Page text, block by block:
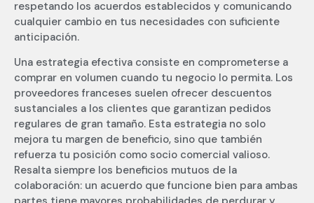
respetando los acuerdos establecidos y comunicando
cualquier cambio en tus necesidades con suficiente
anticipación.
Una estrategia efectiva consiste en comprometerse a
comprar en volumen cuando tu negocio lo permita. Los
proveedores franceses suelen ofrecer descuentos
sustanciales a los clientes que garantizan pedidos
regulares de gran tamaño. Esta estrategia no solo
mejora tu margen de beneficio, sino que también
refuerza tu posición como socio comercial valioso.
Resalta siempre los beneficios mutuos de la
colaboración: un acuerdo que funcione bien para ambas